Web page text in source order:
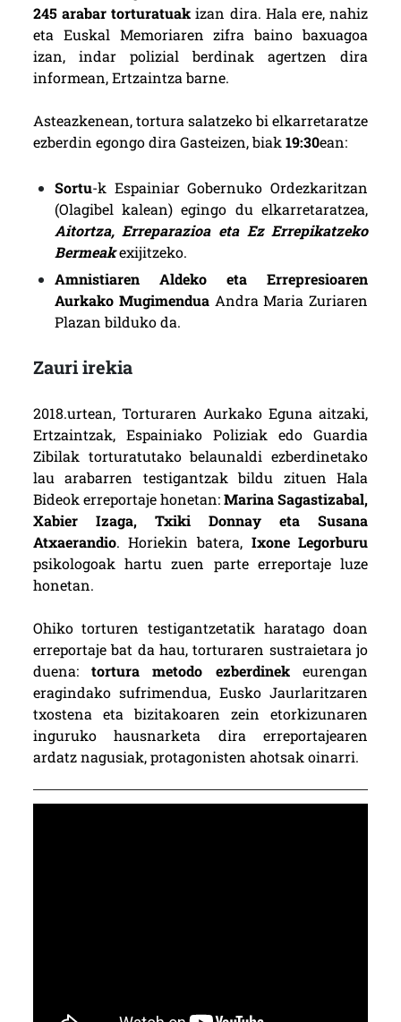
245 arabar torturatuak izan dira. Hala ere, nahiz
eta Euskal Memoriaren zifra baino baxuagoa
izan, indar polizial berdinak agertzen dira
informean, Ertzaintza barne.
Asteazkenean, tortura salatzeko bi elkarretaratze
ezberdin egongo dira Gasteizen, biak19:30ean:
Sortu-k Espainiar Gobernuko Ordezkaritzan
(Olagibel kalean) egingo du elkarretaratzea,
Aitortza, Erreparazioa eta Ez Errepikatzeko
Bermeakexijitzeko.
Amnistiaren Aldeko eta Errepresioaren
Aurkako MugimenduaAndra Maria Zuriaren
Plazan bilduko da.
Zauri irekia
2018.urtean, Torturaren Aurkako Eguna aitzaki,
Ertzaintzak, Espainiako Poliziak edo Guardia
Zibilak torturatutako belaunaldi ezberdinetako
lau arabarren testigantzak bildu zituen Hala
Bideok erreportaje honetan:Marina Sagastizabal,
Xabier Izaga, Txiki Donnay eta Susana
Atxaerandio. Horiekin batera, Ixone Legorburu
psikologoak hartu zuen parte erreportaje luze
honetan.
Ohiko torturen testigantzetatik haratago doan
erreportaje bat da hau, torturaren sustraietara jo
duena:tortura metodo ezberdinekeurengan
eragindako sufrimendua, Eusko Jaurlaritzaren
txostena eta bizitakoaren zein etorkizunaren
inguruko hausnarketa dira erreportajearen
ardatz nagusiak, protagonisten ahotsak oinarri.